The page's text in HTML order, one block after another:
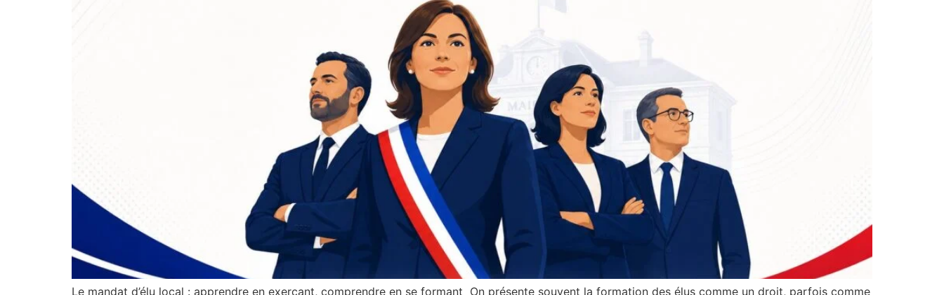
Le mandat d’élu local : apprendre en exerçant, comprendre en se formant On présente souvent la formation des élus comme un droit, parfois comme